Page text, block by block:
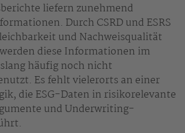
liefern zunehmend
Durch CSRD und ESRS
und Nachweisqualität
diese Informationen im
häufig noch nicht
Es fehlt vielerorts an einer
die ESG-Daten in risikorelevante
und Underwriting-